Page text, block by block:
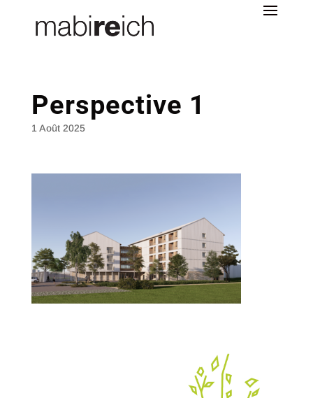
Perspective 1
1 Août 2025